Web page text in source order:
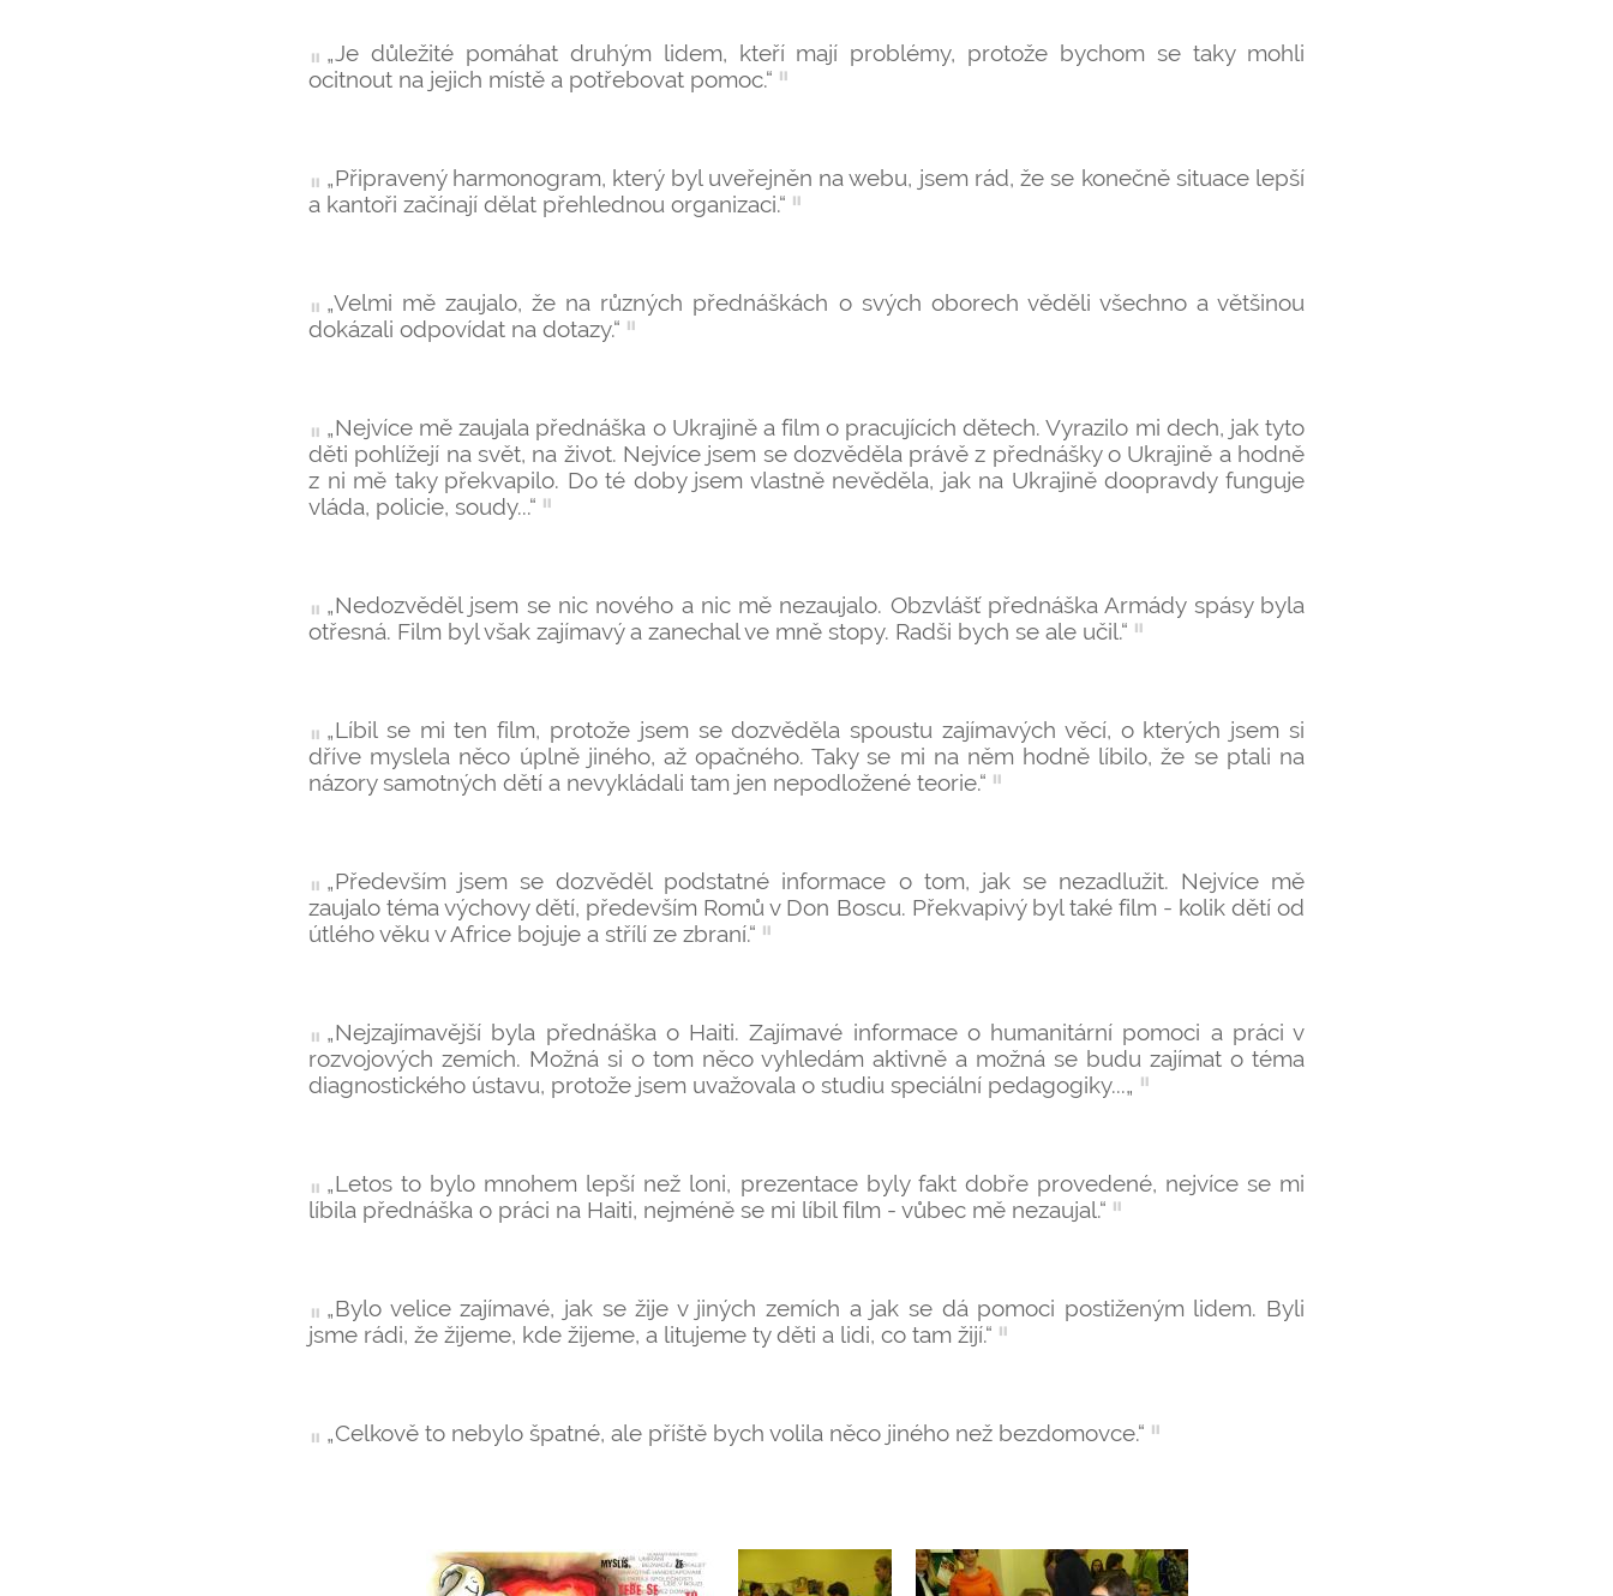
„Je důležité pomáhat druhým lidem, kteří mají problémy, protože bychom se taky mohli
ocitnout na jejich místě a potřebovat pomoc.“
„Připravený harmonogram, který byl uveřejněn na webu, jsem rád, že se konečně situace lepší
a kantoři začínají dělat přehlednou organizaci.“
„Velmi mě zaujalo, že na různých přednáškách o svých oborech věděli všechno a většinou
dokázali odpovídat na dotazy.“
„Nejvíce mě zaujala přednáška o Ukrajině a film o pracujících dětech. Vyrazilo mi dech, jak tyto
děti pohlížejí na svět, na život. Nejvíce jsem se dozvěděla právě z přednášky o Ukrajině a hodně
z ni mě taky překvapilo. Do té doby jsem vlastně nevěděla, jak na Ukrajině doopravdy funguje
vláda, policie, soudy...“
„Nedozvěděl jsem se nic nového a nic mě nezaujalo. Obzvlášť přednáška Armády spásy byla
otřesná. Film byl však zajímavý a zanechal ve mně stopy. Radši bych se ale učil.“
„Líbil se mi ten film, protože jsem se dozvěděla spoustu zajímavých věcí, o kterých jsem si
dříve myslela něco úplně jiného, až opačného. Taky se mi na něm hodně líbilo, že se ptali na
názory samotných dětí a nevykládali tam jen nepodložené teorie.“
„Především jsem se dozvěděl podstatné informace o tom, jak se nezadlužit. Nejvíce mě
zaujalo téma výchovy dětí, především Romů v Don Boscu. Překvapivý byl také film - kolik dětí od
útlého věku v Africe bojuje a střílí ze zbraní.“
„Nejzajímavější byla přednáška o Haiti. Zajímavé informace o humanitární pomoci a práci v
rozvojových zemích. Možná si o tom něco vyhledám aktivně a možná se budu zajímat o téma
diagnostického ústavu, protože jsem uvažovala o studiu speciální pedagogiky...„
„Letos to bylo mnohem lepší než loni, prezentace byly fakt dobře provedené, nejvíce se mi
líbila přednáška o práci na Haiti, nejméně se mi líbil film - vůbec mě nezaujal.“
„Bylo velice zajímavé, jak se žije v jiných zemích a jak se dá pomoci postiženým lidem. Byli
jsme rádi, že žijeme, kde žijeme, a litujeme ty děti a lidi, co tam žijí.“
„Celkově to nebylo špatné, ale příště bych volila něco jiného než bezdomovce.“